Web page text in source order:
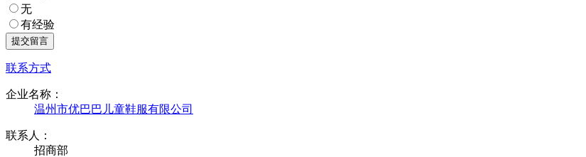
无
有经验
联系方式
企业名称：
温州市优巴巴儿童鞋服有限公司
联系人：
招商部